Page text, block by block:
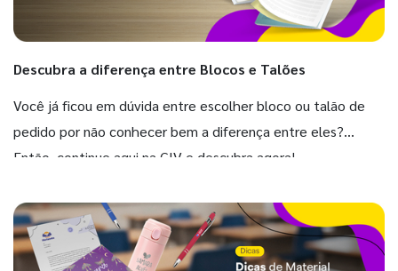
Descubra a diferença entre Blocos e Talões
Você já ficou em dúvida entre escolher bloco ou talão de
pedido por não conhecer bem a diferença entre eles?
Então, continue aqui na GIV e descubra agora!